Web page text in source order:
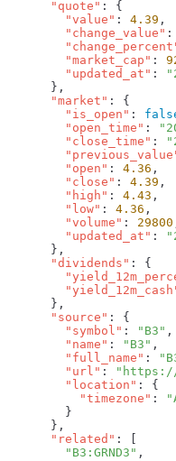
      "quote"
        "value"
: 4.39
        "change_value"
:
        "market_cap"
:
        "updated_at"
:
      "market"
        "is_open"
:
        "open_time"
:
        "close_time"
:
        "open"
: 4.36
        "close"
: 4.39
        "high"
: 4.43
        "low"
: 4.36
        "volume"
: 29800
        "updated_at"
:
      "dividends"
      "source"
        "symbol"
: "B3"
        "name"
: "B3"
        "full_name"
:
        "url"
: "https://
        "location"
          "timezone"
:
      "related"
        "B3:GRND3"